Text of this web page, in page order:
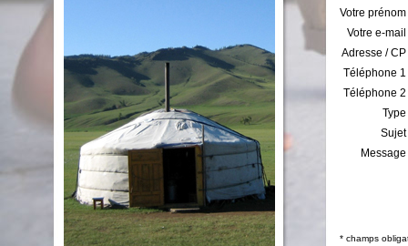
Votre
Votre e-
Adresse /
Téléphone
Téléphone
* champs